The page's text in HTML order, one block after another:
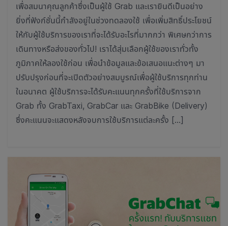
เพื่อสมนาคุณลูกค้าซึ่งเป็นผู้ใช้ Grab และเรายินดีเป็นอย่าง
ยิ่งที่ฟังก์ชั่นนี้กำลังอยู่ในช่วงทดลองใช้ เพื่อเพิ่มสิทธิ์ประโยชน์
ให้กับผู้ใช้บริการของเราที่จะได้รับอะไรที่มากกว่า พิเศษกว่าการ
เดินทางหรือส่งของทั่วไป! เราได้สุ่มเลือกผู้ใช้ของเราทั่วทั้ง
ภูมิภาคให้ลองใช้ก่อน เพื่อนำข้อมูลและข้อเสนอแนะต่างๆ มา
ปรับปรุงก่อนที่จะเปิดตัวอย่างสมบูรณ์เพื่อผู้ใช้บริการทุกท่าน
ในอนาคต ผู้ใช้บริการจะได้รับคะแนนทุกครั้งที่ใช้บริการจาก
Grab ทั้ง GrabTaxi, GrabCar และ GrabBike (Delivery)
ซึ่งคะแนนจะแสดงหลังจบการใช้บริการแต่ละครั้ง […]